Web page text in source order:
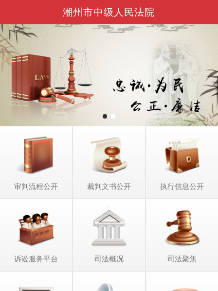
潮州市中级人民法院
审判流程公开 裁判文书公开 执行信息公开
诉讼服务平台 司法概况 司法聚焦